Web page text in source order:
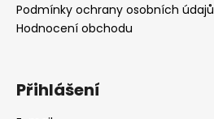
Podmínky ochrany osobních údajů
Hodnocení obchodu
Přihlášení